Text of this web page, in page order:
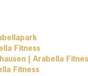
Fitness
| Arabella
Fitness